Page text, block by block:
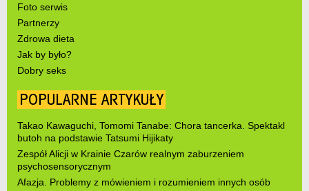
Foto serwis
Partnerzy
Zdrowa dieta
Jak by było?
Dobry seks
POPULARNE ARTYKUŁY
Takao Kawaguchi, Tomomi Tanabe: Chora tancerka. Spektakl
butoh na podstawie Tatsumi Hijikaty
Zespół Alicji w Krainie Czarów realnym zaburzeniem
psychosensorycznym
Afazja. Problemy z mówieniem i rozumieniem innych osób